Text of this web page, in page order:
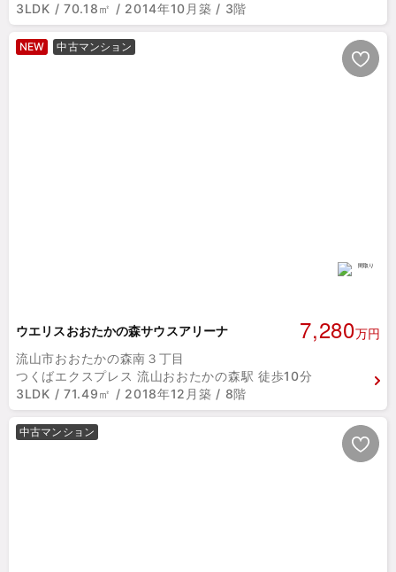
3LDK / 70.18㎡ / 2014年10月築 / 3階
NEW 中古マンション
ウエリスおおたかの森サウスアリーナ 7,280万円
流山市おおたかの森南３丁目
つくばエクスプレス 流山おおたかの森駅 徒歩10分
3LDK / 71.49㎡ / 2018年12月築 / 8階
中古マンション